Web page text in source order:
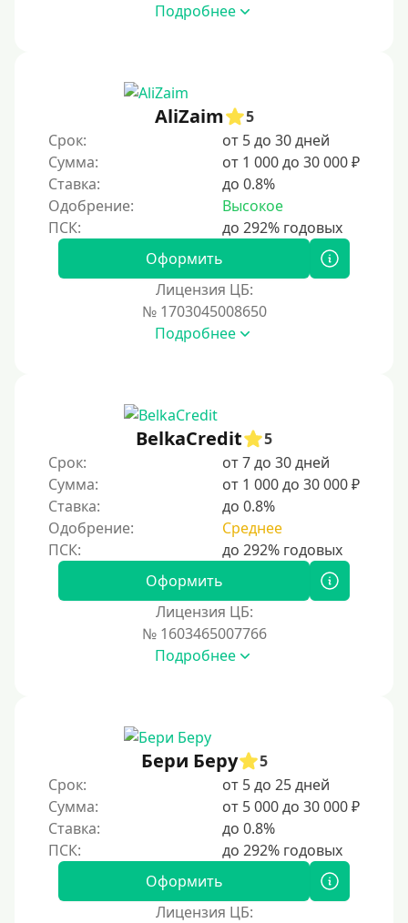
За час
Срочные
Моментальные онлайн
Экспресс
В день обращения
С 21 года
С 22 лет
С 23 лет
С 25 лет
Категории заемщиков
Несовершеннолетним
Без прописки
Без регистрации
С временной регистрацией
Без подтверждения личности
Подробнее
AliZaim
5
Срок:
от 5 до 30 дней
Сумма:
от 1 000 до 30 000 ₽
Ставка:
до 0.8%
Одобрение:
Высокое
Оформить
Лицензия ЦБ:
№ 1703045008650
Подробнее
BelkaCredit
5
Срок:
от 7 до 30 дней
Сумма:
от 1 000 до 30 000 ₽
Ставка:
до 0.8%
Одобрение:
Среднее
Оформить
Лицензия ЦБ:
№ 1603465007766
Подробнее
Бери Беру
5
Срок:
от 5 до 25 дней
Сумма:
от 5 000 до 30 000 ₽
Ставка:
до 0.8%
Оформить
Лицензия ЦБ: